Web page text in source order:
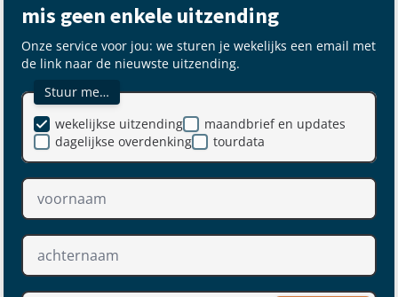
mis geen enkele uitzending
Onze service voor jou: we sturen je wekelijks een email met
de link naar de nieuwste uitzending.
Stuur me…
maandbrief en updates
dagelijkse overdenking
wekelijkse uitzending
tourdata